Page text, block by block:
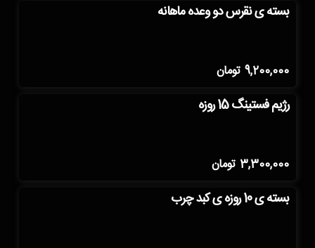
بسته ی نقرس دو وعده ماهانه
9,200,000 تومان
رژیم فستینگ 15 روزه
3,300,000 تومان
بسته ی 10 روزه ی کبد چرب